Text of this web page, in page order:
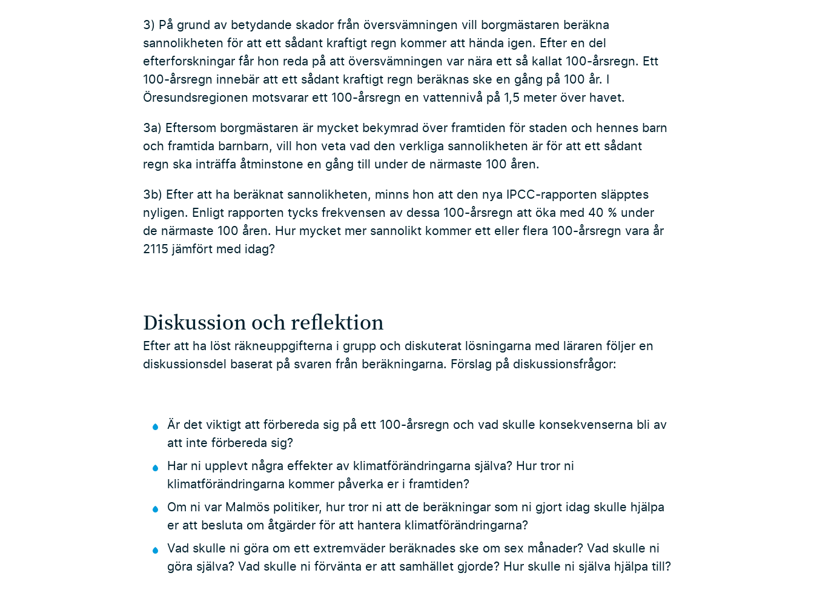
3) På grund av betydande skador från översvämningen vill borgmästaren beräkna
sannolikheten för att ett sådant kraftigt regn kommer att hända igen. Efter en del
efterforskningar får hon reda på att översvämningen var nära ett så kallat 100-årsregn. Ett
100-årsregn innebär att ett sådant kraftigt regn beräknas ske en gång på 100 år. I
Öresundsregionen motsvarar ett 100-årsregn en vattennivå på 1,5 meter över havet.
3a) Eftersom borgmästaren är mycket bekymrad över framtiden för staden och hennes barn
och framtida barnbarn, vill hon veta vad den verkliga sannolikheten är för att ett sådant
regn ska inträffa åtminstone en gång till under de närmaste 100 åren.
3b) Efter att ha beräknat sannolikheten, minns hon att den nya IPCC-rapporten släpptes
nyligen. Enligt rapporten tycks frekvensen av dessa 100-årsregn att öka med 40 % under
de närmaste 100 åren. Hur mycket mer sannolikt kommer ett eller flera 100-årsregn vara år
2115 jämfört med idag?
Diskussion och reflektion
Efter att ha löst räkneuppgifterna i grupp och diskuterat lösningarna med läraren följer en
diskussionsdel baserat på svaren från beräkningarna. Förslag på diskussionsfrågor:
Är det viktigt att förbereda sig på ett 100-årsregn och vad skulle konsekvenserna bli av
att inte förbereda sig?
Har ni upplevt några effekter av klimatförändringarna själva? Hur tror ni
klimatförändringarna kommer påverka er i framtiden?
Om ni var Malmös politiker, hur tror ni att de beräkningar som ni gjort idag skulle hjälpa
er att besluta om åtgärder för att hantera klimatförändringarna?
Vad skulle ni göra om ett extremväder beräknades ske om sex månader? Vad skulle ni
göra själva? Vad skulle ni förvänta er att samhället gjorde? Hur skulle ni själva hjälpa till?